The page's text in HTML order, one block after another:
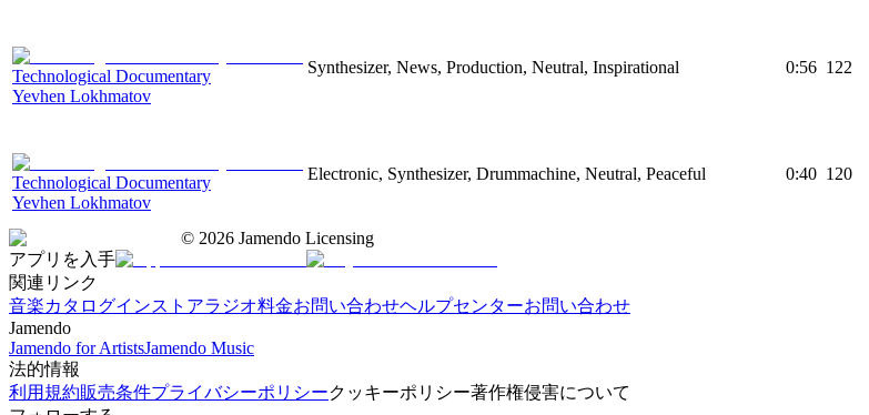
Technological Documentary
Yevhen Lokhmatov
Synthesizer, News, Production, Neutral, Inspirational 0:56 122
Technological Documentary
Yevhen Lokhmatov
Electronic, Synthesizer, Drummachine, Neutral, Peaceful 0:40 120
© 2026 Jamendo Licensing
アプリを入手
関連リンク
音楽カタログインストアラジオ料金お問い合わせヘルプセンターお問い合わせ
Jamendo
Jamendo for ArtistsJamendo Music
法的情報
利用規約販売条件プライバシーポリシークッキーポリシー著作権侵害について